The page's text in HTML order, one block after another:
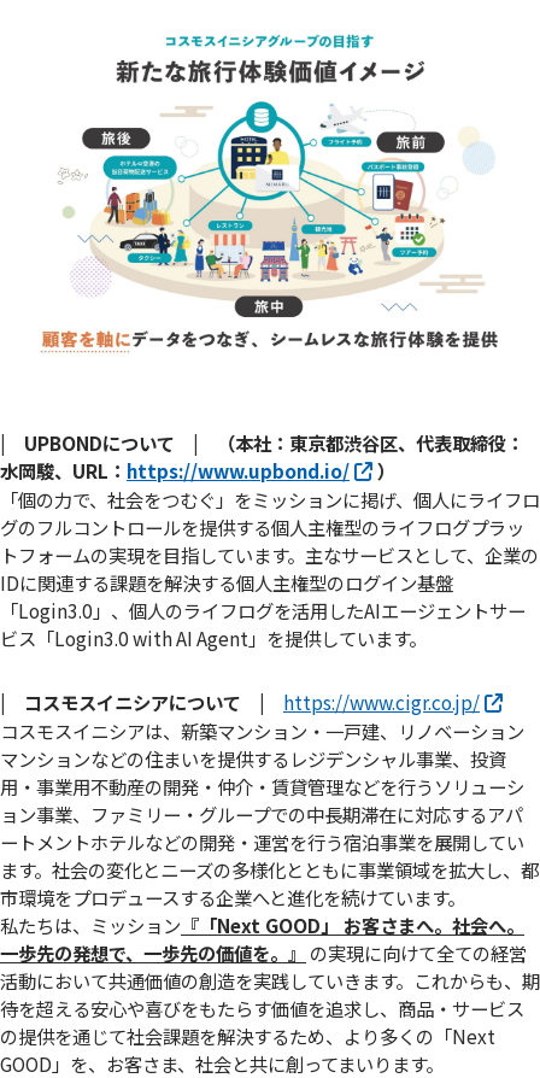
| UPBONDについて | （本社：東京都渋谷区、代表取締役：
水岡駿、URL： https://www.upbond.io/
）
「個の力で、社会をつむぐ」をミッションに掲げ、個人にライフロ
グのフルコントロールを提供する個人主権型のライフログプラッ
トフォームの実現を目指しています。主なサービスとして、企業の
IDに関連する課題を解決する個人主権型のログイン基盤
「Login3.0」、個人のライフログを活用したAIエージェントサー
ビス「Login3.0 with AI Agent」を提供しています。
| コスモスイニシアについて |
https://www.cigr.co.jp/
コスモスイニシアは、新築マンション・一戸建、リノベーション
マンションなどの住まいを提供するレジデンシャル事業、投資
用・事業用不動産の開発・仲介・賃貸管理などを行うソリューシ
ョン事業、ファミリー・グループでの中長期滞在に対応するアパ
ートメントホテルなどの開発・運営を行う宿泊事業を展開してい
ます。社会の変化とニーズの多様化とともに事業領域を拡大し、都
市環境をプロデュースする企業へと進化を続けています。
私たちは、ミッション 『「Next GOOD」 お客さまへ。社会へ。
⼀歩先の発想で、⼀歩先の価値を。』 の実現に向けて全ての経営
活動において共通価値の創造を実践していきます。これからも、期
待を超える安心や喜びをもたらす価値を追求し、商品・サービス
の提供を通じて社会課題を解決するため、より多くの「Next
GOOD」を、お客さま、社会と共に創ってまいります。